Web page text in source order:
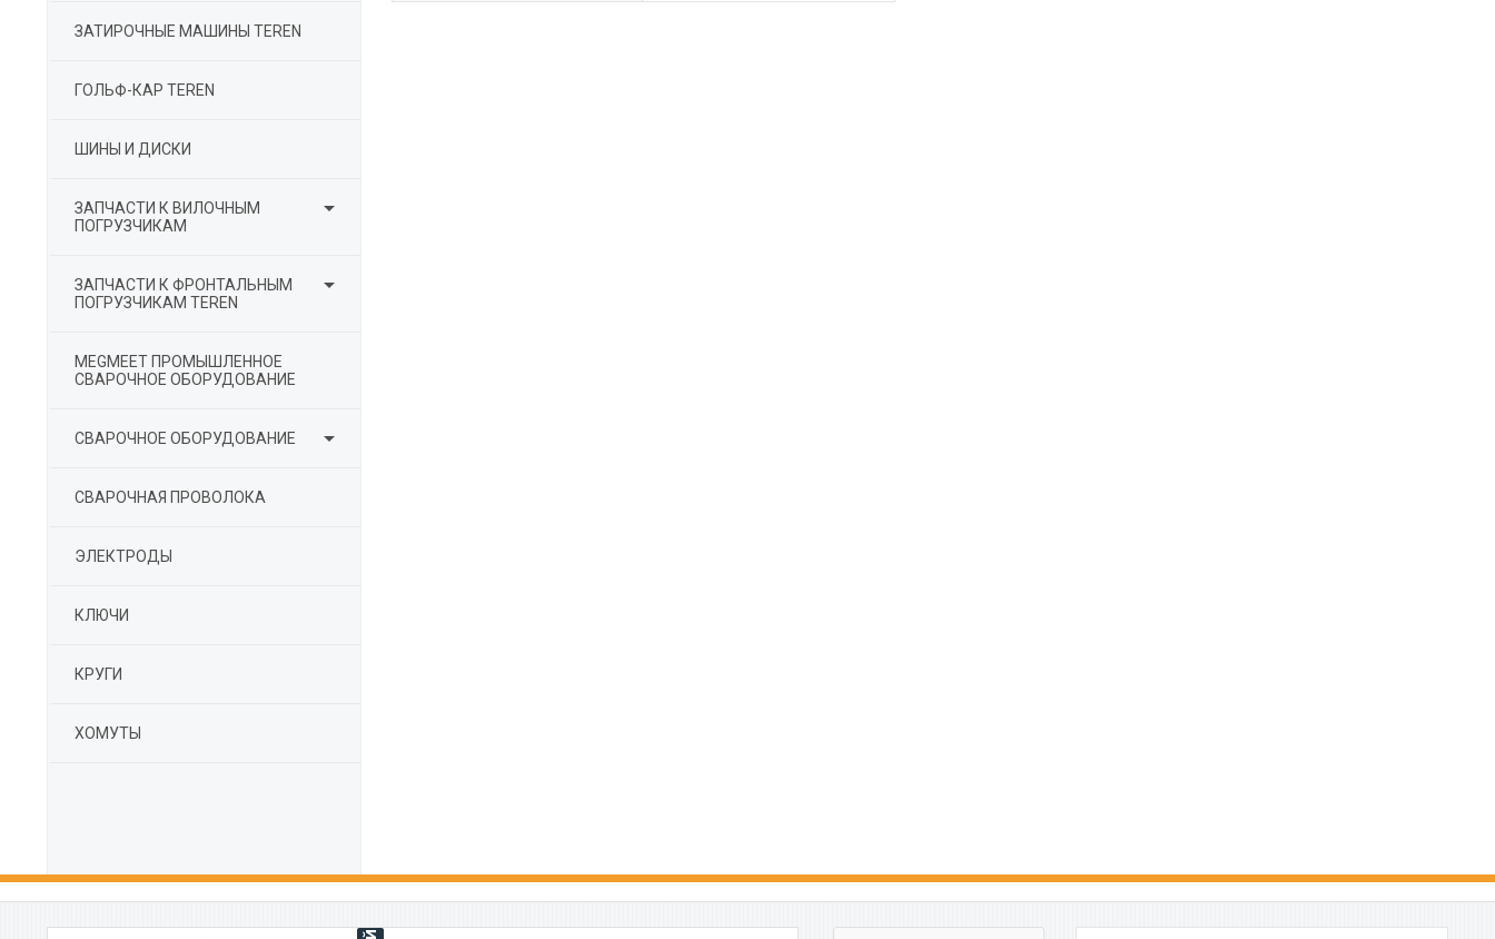
ЗАТИРОЧНЫЕ МАШИНЫ TEREN
ГОЛЬФ-КАР TEREN
ШИНЫ И ДИСКИ
ЗАПЧАСТИ К ВИЛОЧНЫМ
ПОГРУЗЧИКАМ

ЗАПЧАСТИ К ФРОНТАЛЬНЫМ
ПОГРУЗЧИКАМ TEREN

MEGMEET ПРОМЫШЛЕННОЕ
СВАРОЧНОЕ ОБОРУДОВАНИЕ
СВАРОЧНОЕ ОБОРУДОВАНИЕ 
СВАРОЧНАЯ ПРОВОЛОКА
ЭЛЕКТРОДЫ
КЛЮЧИ
КРУГИ
ХОМУТЫ